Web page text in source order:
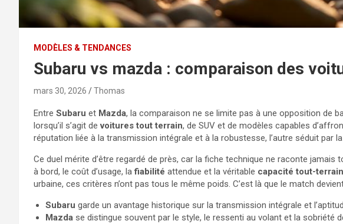
MODÈLES & TENDANCES
Subaru vs mazda : comparaison des
mars 30, 2026 Thomas
Entre Subaru et Mazda, la comparaison ne se limite pas à une opposition de
lorsqu’il s’agit devoitures tout terrain, de SUV et de modèles capables
réputation liée à la transmission intégrale et à la robustesse, l’autre séduit par
Ce duel mérite d’être regardé de près, car la fiche technique ne raconte jamais
à bord, le coût d’usage, lafiabilité attendue et la véritable capacité tout-terrain
urbaine, ces critères n’ont pas tous le même poids. C’est là que le match
Subaru garde un avantage historique sur la transmission intégrale et
Mazda se distingue souvent par le style, le ressenti au volant et la sobriété